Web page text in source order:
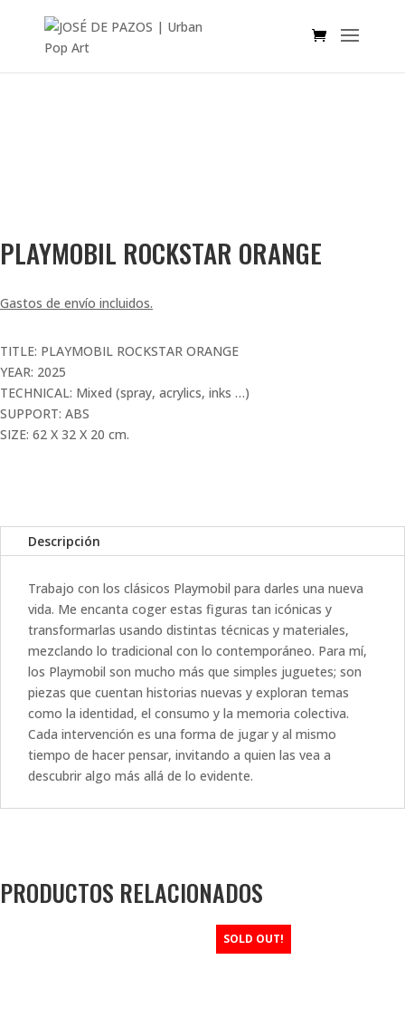
SOLD OUT!
PLAYMOBIL ROCKSTAR ORANGE
Gastos de envío incluidos.
TITLE: PLAYMOBIL ROCKSTAR ORANGE
YEAR: 2025
TECHNICAL: Mixed (spray, acrylics, inks …)
SUPPORT: ABS
SIZE: 62 X 32 X 20 cm.
Descripción
Trabajo con los clásicos Playmobil para darles una nueva
vida. Me encanta coger estas figuras tan icónicas y
transformarlas usando distintas técnicas y materiales,
mezclando lo tradicional con lo contemporáneo. Para mí,
los Playmobil son mucho más que simples juguetes; son
piezas que cuentan historias nuevas y exploran temas
como la identidad, el consumo y la memoria colectiva.
Cada intervención es una forma de jugar y al mismo
tiempo de hacer pensar, invitando a quien las vea a
descubrir algo más allá de lo evidente.
PRODUCTOS RELACIONADOS
SOLD OUT!